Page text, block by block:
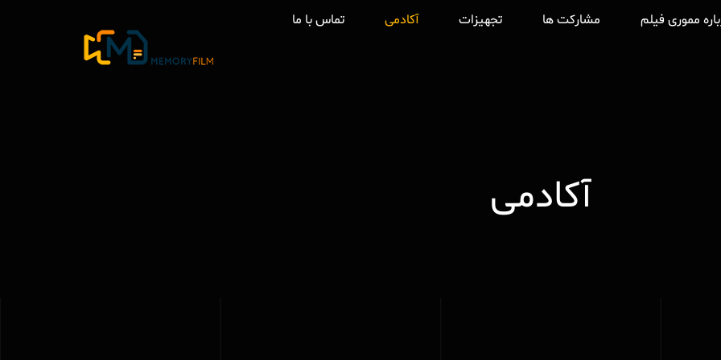
مموری فیلم مشارکت ها تجهیزات آکادمی تماس با ما
آکادمی